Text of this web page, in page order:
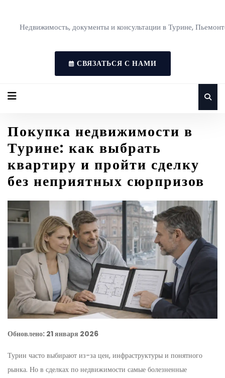
Недвижимость, документы и консультации в Турине,
СВЯЗАТЬСЯ С НАМИ
Покупка недвижимости в
Турине: как выбрать
квартиру и пройти сделку
без неприятных сюрпризов
Обновлено: 21 января 2026
Турин часто выбирают из-за цен, инфраструктуры и понятного
рынка. Но в сделках по недвижимости самые болезненные